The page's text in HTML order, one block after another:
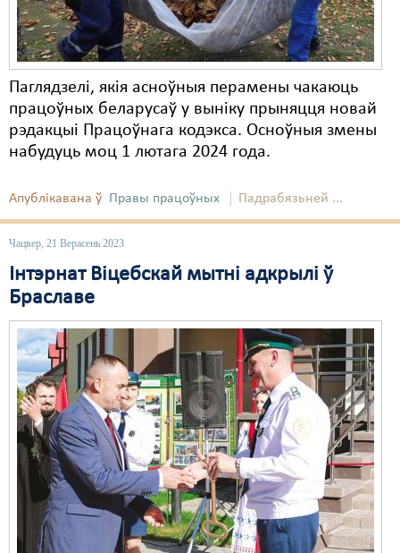
Паглядзелі, якія асноўныя перамены чакаюць
працоўных беларусаў у выніку прыняцця новай
рэдакцыі Працоўнага кодэкса. Осноўныя змены
набудуць моц 1 лютага 2024 года.
Апублікавана ў Правы працоўных Падрабязьней ...
Чацвер, 21 Верасень 2023
Інтэрнат Віцебскай мытні адкрылі ў
Браславе
Правы працоўных
Сацыяльныя правы